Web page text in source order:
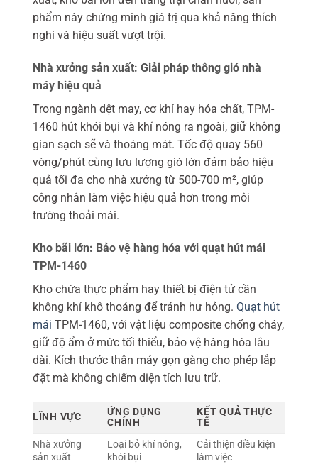
phẩm này chứng minh giá trị qua khả năng thích
nghi và hiệu suất vượt trội.
Nhà xưởng sản xuất: Giải pháp thông gió nhà
máy hiệu quả
Trong ngành dệt may, cơ khí hay hóa chất, TPM-
1460 hút khói bụi và khí nóng ra ngoài, giữ không
gian sạch sẽ và thoáng mát. Tốc độ quay 560
vòng/phút cùng lưu lượng gió lớn đảm bảo hiệu
quả tối đa cho nhà xưởng từ 500-700 m², giúp
công nhân làm việc hiệu quả hơn trong môi
trường thoải mái.
Kho bãi lớn: Bảo vệ hàng hóa với quạt hút mái
TPM-1460
Kho chứa thực phẩm hay thiết bị điện tử cần
không khí khô thoáng để tránh hư hỏng. Quạt hút
mái TPM-1460, với vật liệu composite chống cháy,
giữ độ ẩm ở mức tối thiểu, bảo vệ hàng hóa lâu
dài. Kích thước thân máy gọn gàng cho phép lắp
đặt mà không chiếm diện tích lưu trữ.
LĨNH VỰC
ỨNG DỤNG
CHÍNH
KẾT QUẢ THỰC
TẾ
Nhà xưởng
sản xuất
Loại bỏ khí nóng,
khói bụi
Cải thiện điều kiện
làm việc